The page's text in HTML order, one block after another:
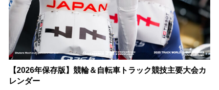
【2026年保存版】競輪＆自転車トラック競技主要大会カ
レンダー